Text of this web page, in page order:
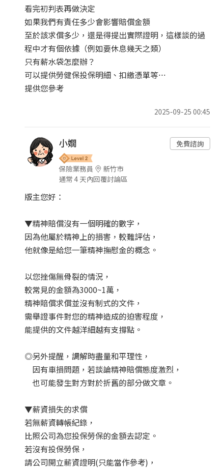
看完初判表再做決定
如果我們有責任多少會影響賠償金額
至於該求償多少，還是得提出實際證明，這樣談的過
程中才有個依據（例如要休息幾天之類）
只有薪水袋怎麼辦？
可以提供勞健保投保明細、扣繳憑單等⋯
提供您參考
2025-09-25 00:45
小嫺
保險業務員
新竹市
通常 4 天內回覆討論區
免費諮詢
版主您好：
▼精神賠償沒有一個明確的數字，
因為他屬於精神上的損害，較難評估，
他就像是給您一筆精神撫慰金的概念。
以您挫傷無骨裂的情況，
較常見的金額為3000~1萬，
精神賠償求償並沒有制式的文件，
需舉證事件對您的精神造成的迫害程度，
能提供的文件越洋細越有支撐點。
◎另外提醒，調解時盡量和平理性，
因有車損問題，若談論精神賠償態度激烈，
也可能發生對方對於折舊的部分做文章。
▼薪資損失的求償
若無薪資轉帳紀錄，
比照公司為您投保勞保的金額去認定。
若沒有投保勞保，
請公司開立薪資證明(只能當作參考)，